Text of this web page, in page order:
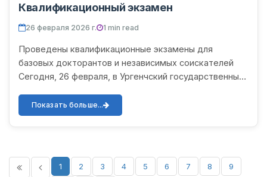
Квалификационный экзамен
26 февраля 2026 г. 1 min read
Проведены квалификационные экзамены для
базовых докторантов и независимых соискателей
Сегодня, 26 февраля, в Ургенчский государственный
проведены квалификацио...
Показать больше...
1 2 3 4 5 6 7 8
9